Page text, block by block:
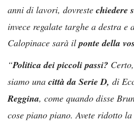
anni di lavori, dovreste chiedere
invece regalate targhe a destra e
Calopinace sarà ilponte della
“Politica dei piccoli passi?
siamo una città da Serie D, di
Reggina, come quando disse
cose piano piano. Avete ridotto